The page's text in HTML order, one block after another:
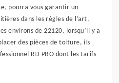
pourra vous garantir un
dans les règles de l’art.
environs de 22120, lorsqu’il y a
des pièces de toiture, ils
RD PRO dont les tarifs